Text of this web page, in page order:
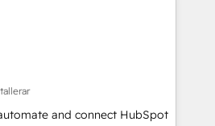
and connect HubSpot